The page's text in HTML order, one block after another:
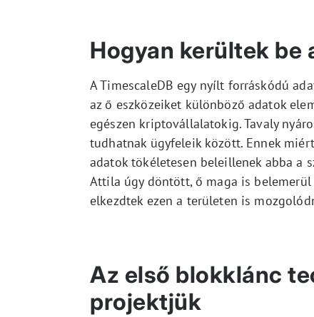
Hogyan kerültek be
A TimescaleDB egy nyílt forráskódú
az ő eszközeiket különböző adatok
egészen kriptovállalatokig. Tavaly
tudhatnak ügyfeleik között. Ennek
adatok tökéletesen beleillenek abba a
Attila úgy döntött, ő maga is
elkezdtek ezen a területen is
Az első blokklánc
projektjük